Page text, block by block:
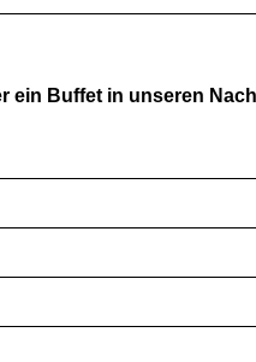
ein Buffet in unseren